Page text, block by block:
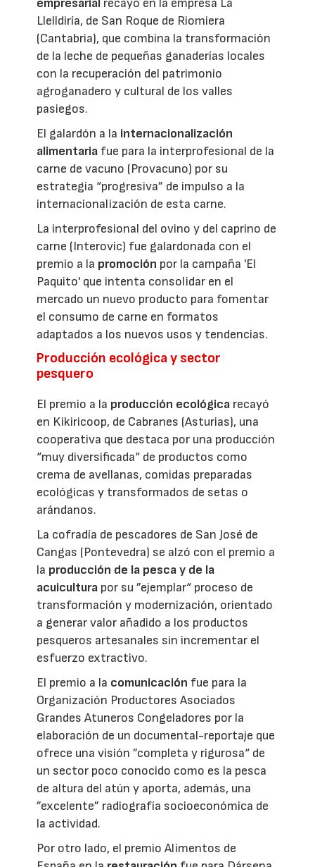
empresarial recayó en la empresa La
Llelldiría, de San Roque de Riomiera
(Cantabria), que combina la transformación
de la leche de pequeñas ganaderías locales
con la recuperación del patrimonio
agroganadero y cultural de los valles
pasiegos.
El galardón a la internacionalización
alimentaria fue para la interprofesional de la
carne de vacuno (Provacuno) por su
estrategia “progresiva” de impulso a la
internacionalización de esta carne.
La interprofesional del ovino y del caprino de
carne (Interovic) fue galardonada con el
premio a la promoción por la campaña 'El
Paquito' que intenta consolidar en el
mercado un nuevo producto para fomentar
el consumo de carne en formatos
adaptados a los nuevos usos y tendencias.
Producción ecológica y sector
pesquero
El premio a la producción ecológica recayó
en Kikiricoop, de Cabranes (Asturias), una
cooperativa que destaca por una producción
“muy diversificada“ de productos como
crema de avellanas, comidas preparadas
ecológicas y transformados de setas o
arándanos.
La cofradía de pescadores de San José de
Cangas (Pontevedra) se alzó con el premio a
la producción de la pesca y de la
acuicultura por su ”ejemplar“ proceso de
transformación y modernización, orientado
a generar valor añadido a los productos
pesqueros artesanales sin incrementar el
esfuerzo extractivo.
El premio a la comunicación fue para la
Organización Productores Asociados
Grandes Atuneros Congeladores por la
elaboración de un documental-reportaje que
ofrece una visión ”completa y rigurosa“ de
un sector poco conocido como es la pesca
de altura del atún y aporta, además, una
”excelente” radiografía socioeconómica de
la actividad.
Por otro lado, el premio Alimentos de